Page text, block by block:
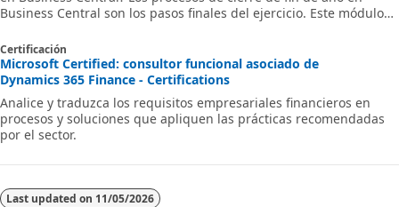
Business Central son los pasos finales del ejercicio. Este módulo
un ejercicio.
Certificación
Microsoft Certified: consultor funcional asociado de
Dynamics 365 Finance - Certifications
Analice y traduzca los requisitos empresariales financieros en
procesos y soluciones que apliquen las prácticas recomendadas
por el sector.
Last updated on 11/05/2026